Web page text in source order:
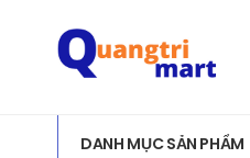
DANH MỤC SẢN PHẨM